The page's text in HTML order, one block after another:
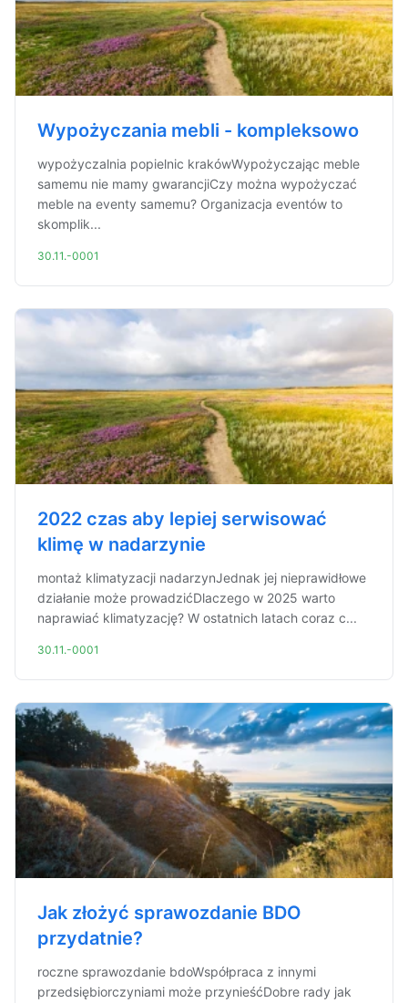
Wypożyczania mebli - kompleksowo
wypożyczalnia popielnic krakówWypożyczając meble
samemu nie mamy gwarancjiCzy można wypożyczać
meble na eventy samemu? Organizacja eventów to
skomplik...
30.11.-0001
2022 czas aby lepiej serwisować
klimę w nadarzynie
montaż klimatyzacji nadarzynJednak jej nieprawidłowe
działanie może prowadzićDlaczego w 2025 warto
naprawiać klimatyzację? W ostatnich latach coraz c...
30.11.-0001
Jak złożyć sprawozdanie BDO
przydatnie?
roczne sprawozdanie bdoWspółpraca z innymi
przedsiębiorczyniami może przynieśćDobre rady jak